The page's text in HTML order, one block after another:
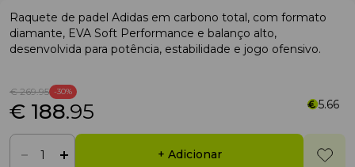
Raquete de padel Adidas em carbono total, com formato
diamante, EVA Soft Performance e balanço alto,
desenvolvida para potência, estabilidade e jogo ofensivo.
€ 269.95 -30%
€ 188.95 5.66
+ Adicionar